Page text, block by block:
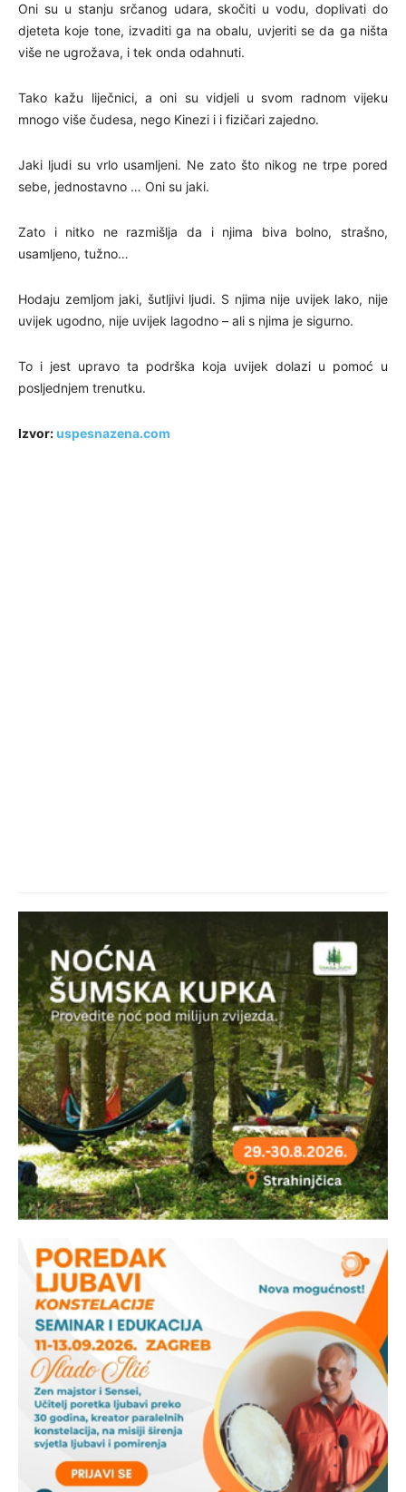
Oni su u stanju srčanog udara, skočiti u vodu, doplivati do
djeteta koje tone, izvaditi ga na obalu, uvjeriti se da ga ništa
više ne ugrožava, i tek onda odahnuti.
Tako kažu liječnici, a oni su vidjeli u svom radnom vijeku
mnogo više čudesa, nego Kinezi i i fizičari zajedno.
Jaki ljudi su vrlo usamljeni. Ne zato što nikog ne trpe pored
sebe, jednostavno … Oni su jaki.
Zato i nitko ne razmišlja da i njima biva bolno, strašno,
usamljeno, tužno…
Hodaju zemljom jaki, šutljivi ljudi. S njima nije uvijek lako, nije
uvijek ugodno, nije uvijek lagodno – ali s njima je sigurno.
To i jest upravo ta podrška koja uvijek dolazi u pomoć u
posljednjem trenutku.
Izvor:uspesnazena.com